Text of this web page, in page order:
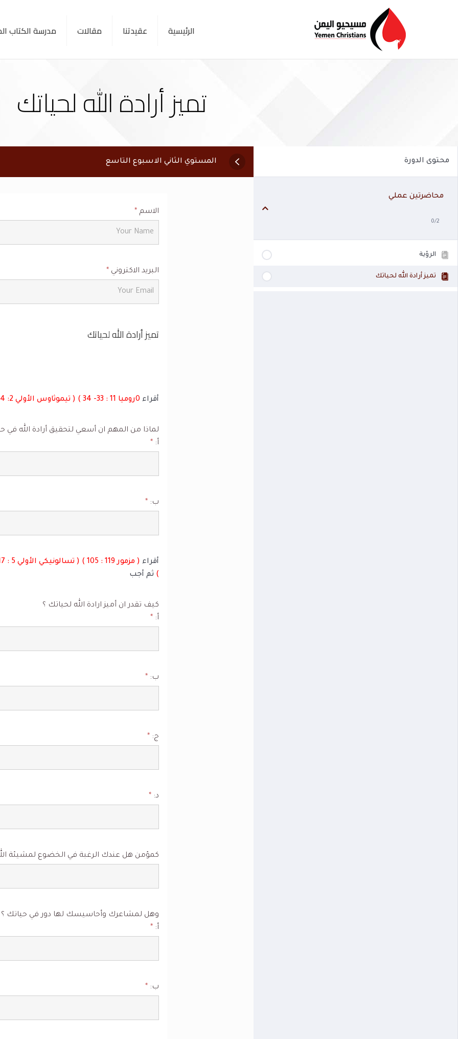
الرئيسية عقيدتنا مقالات مدرسة الكتاب
تميز أرادة الله لحياتك
محتوى الدورة
محاضرتين عملي
0/2
الرؤية
تميز أرادة الله لحياتك
المستوي الثاني الاسبوع التاسع
الاسم *
البريد الاكتروني *
تميز أرادة الله لحياتك
أقراء 0روميا 11 : 33- 34 ) ( تيموثاوس الأولي 2: 4 )
لماذا من المهم ان أسعي لتحقيق أرادة الله في
أ: *
ب: *
أقراء
) ثم أجب
كيف تقدر ان أميز ارادة الله لحياتك ؟
أ: *
ب: *
ج: *
د: *
كمؤمن هل عندك الرغبة في الخضوع لمشيئة
وهل لمشاعرك وأحاسيسك لها دور في حياتك ؟
أ: *
ب: *